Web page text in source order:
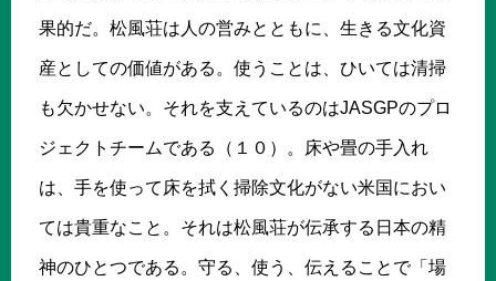
果的だ。松風荘は人の営みとともに、生きる文化資
産としての価値がある。使うことは、ひいては清掃
も欠かせない。それを支えているのはJASGPのプロ
ジェクトチームである（１０）。床や畳の手入れ
は、手を使って床を拭く掃除文化がない米国におい
ては貴重なこと。それは松風荘が伝承する日本の精
神のひとつである。守る、使う、伝えることで「場